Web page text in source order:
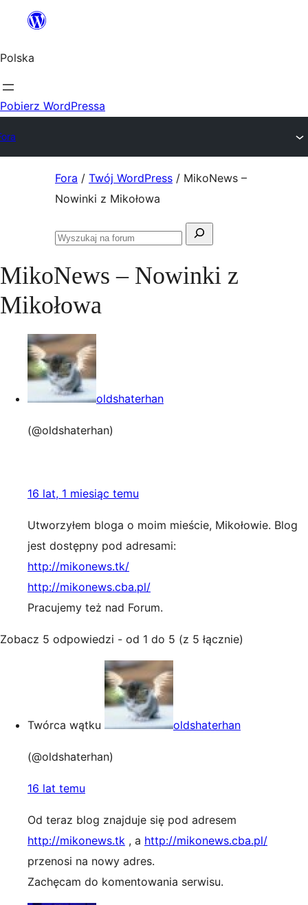
Przejdź
treści
Polska
Pobierz WordPressa
Fora / Twój WordPress / MikoNews –
Nowinki z Mikołowa
Szukaj:
Przeszukaj
MikoNews – Nowinki z
Mikołowa
oldshaterhan
(@oldshaterhan)
16 lat, 1 miesiąc temu
Utworzyłem bloga o moim mieście, Mikołowie. Blog
jest dostępny pod adresami:
http://mikonews.tk/
http://mikonews.cba.pl/
Pracujemy też nad Forum.
Zobacz 5 odpowiedzi - od 1 do 5 (z 5 łącznie)
Twórca wątku oldshaterhan
(@oldshaterhan)
16 lat temu
Od teraz blog znajduje się pod adresem
http://mikonews.tk , a http://mikonews.cba.pl/
przenosi na nowy adres.
Zachęcam do komentowania serwisu.